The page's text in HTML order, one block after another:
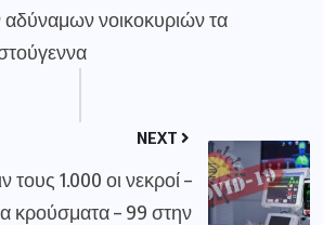
νοικοκυριών τα
NEXT
τους 1.000 οι νεκροί –
κρούσματα – 99 στην